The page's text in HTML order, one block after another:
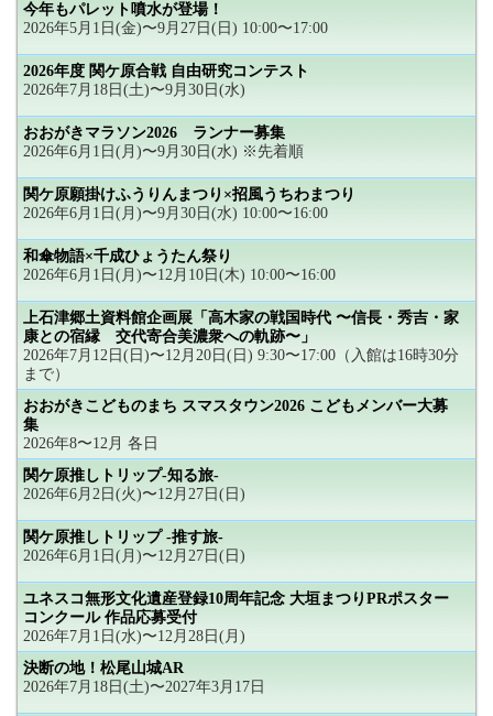
今年もパレット噴水が登場！
2026年5月1日(金)〜9月27日(日) 10:00〜17:00
2026年度 関ケ原合戦 自由研究コンテスト
2026年7月18日(土)〜9月30日(水)
おおがきマラソン2026 ランナー募集
2026年6月1日(月)〜9月30日(水) ※先着順
関ケ原願掛けふうりんまつり×招風うちわまつり
2026年6月1日(月)〜9月30日(水) 10:00〜16:00
和傘物語×千成ひょうたん祭り
2026年6月1日(月)〜12月10日(木) 10:00〜16:00
上石津郷土資料館企画展「高木家の戦国時代 〜信長・秀吉・家
康との宿縁 交代寄合美濃衆への軌跡〜」
2026年7月12日(日)〜12月20日(日) 9:30〜17:00（入館は16時30分
まで）
おおがきこどものまち スマスタウン2026 こどもメンバー大募
集
2026年8〜12月 各日
関ケ原推しトリップ-知る旅-
2026年6月2日(火)〜12月27日(日)
関ケ原推しトリップ -推す旅-
2026年6月1日(月)〜12月27日(日)
ユネスコ無形文化遺産登録10周年記念 大垣まつりPRポスター
コンクール 作品応募受付
2026年7月1日(水)〜12月28日(月)
決断の地！松尾山城AR
2026年7月18日(土)〜2027年3月17日